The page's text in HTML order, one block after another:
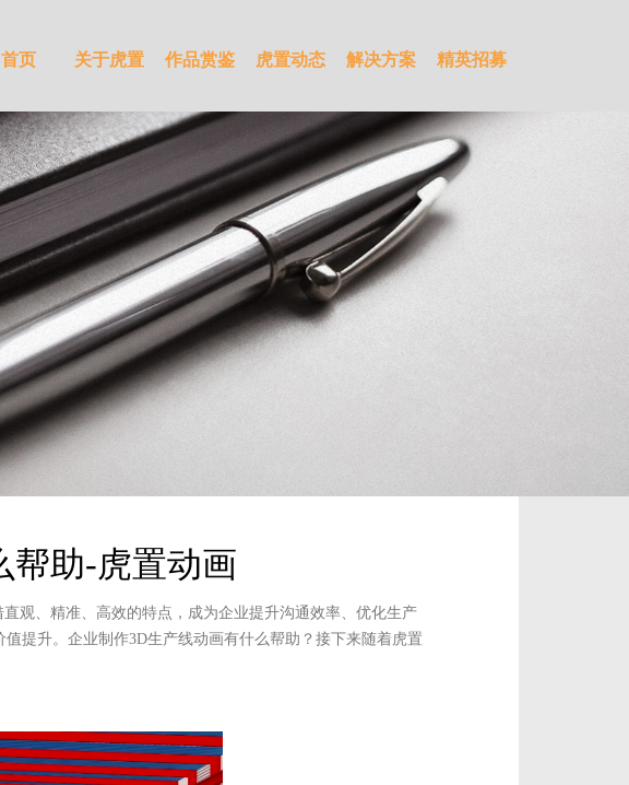
首页 关于虎置 作品赏鉴 虎置动态 解决方案 精英招募
帮助-虎置动画
观、精准、高效的特点，成为企业提升沟通效率、优化生产
提升。企业制作3D生产线动画有什么帮助？接下来随着虎置